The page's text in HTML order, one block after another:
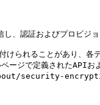
、認証およびプロビジ
けられることがあり、
ージで定義されたAPI
security-